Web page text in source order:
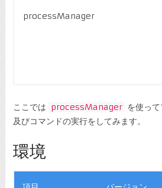
processManager
ここでは processManager を使っ
及びコマンドの実行をしてみます。
環境